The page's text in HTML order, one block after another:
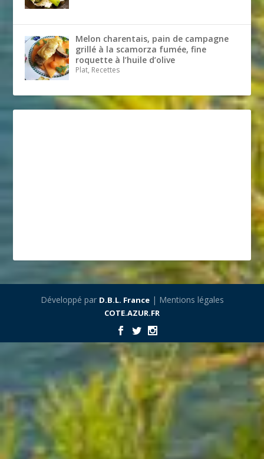
Melon charentais, pain de campagne
grillé à la scamorza fumée, fine
roquette à l’huile d’olive
Plat, Recettes
Développé par D.B.L. France| Mentions légales
COTE.AZUR.FR